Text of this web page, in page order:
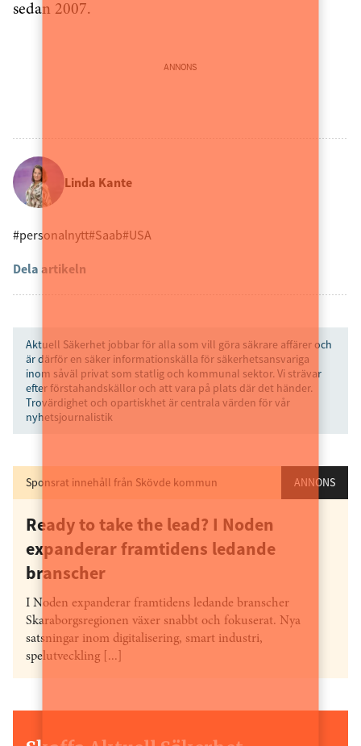
sedan 2007.
ANNONS
Linda Kante
#personalnytt#Saab#USA
Dela artikeln
Aktuell Säkerhet jobbar för alla som vill göra säkrare affärer och
är därför en säker informationskälla för säkerhetsansvariga
inom såväl privat som statlig och kommunal sektor. Vi strävar
efter förstahandskällor och att vara på plats där det händer.
Trovärdighet och opartiskhet är centrala värden för vår
nyhetsjournalistik
Sponsrat innehåll från Skövde kommun ANNONS
Ready to take the lead? I Noden
expanderar framtidens ledande
branscher
I Noden expanderar framtidens ledande branscher
Skaraborgsregionen växer snabbt och fokuserat. Nya
satsningar inom digitalisering, smart industri,
spelutveckling [...]